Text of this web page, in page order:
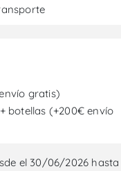
gratis)
botellas (+200€ envío
el 30/06/2026 hasta